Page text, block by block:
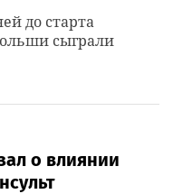
до старта
сыграли
о влиянии